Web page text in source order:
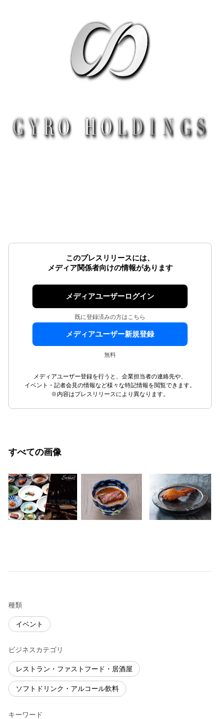
このプレスリリースには、
メディア関係者向けの情報があります
メディアユーザーログイン
既に登録済みの方はこちら
メディアユーザー新規登録
無料
メディアユーザー登録を行うと、企業担当者の連絡先や、
イベント・記者会見の情報など様々な特記情報を閲覧できます。
※内容はプレスリリースにより異なります。
すべての画像
種類
イベント
ビジネスカテゴリ
レストラン・ファストフード・居酒屋
ソフトドリンク・アルコール飲料
キーワード